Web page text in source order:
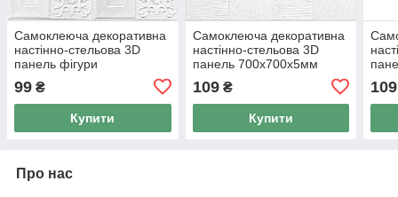
Самоклеюча декоративна
настінно-стельова 3D
панель фігури
700х700х4мм (114) SW-
00000006
99 ₴
Купити
Самоклеюча декоративна
настінно-стельова 3D
панель 700х700х5мм
109₴
Купити
109
Про нас